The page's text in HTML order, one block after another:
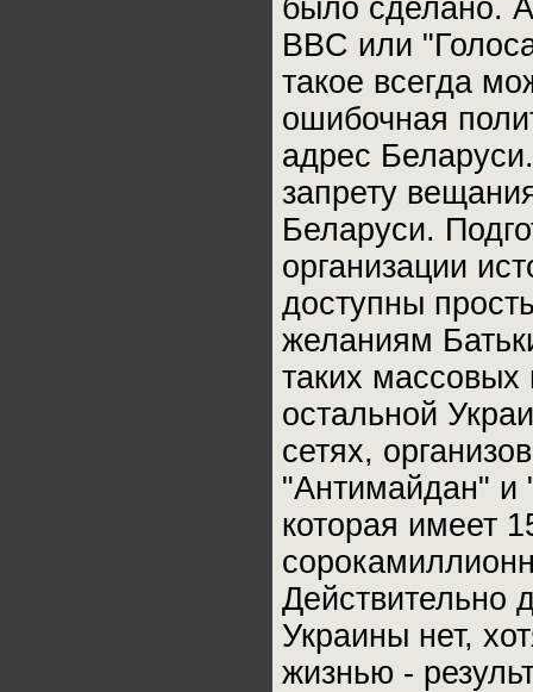
было сделано.
BBC или
такое всегда
ошибочная
адрес
запрету
Беларуси.
организации
доступны
желаниям
таких массовых
остальной
сетях,
"Антимайдан" и
которая имеет
Действительно
Украины нет,
жизнью -